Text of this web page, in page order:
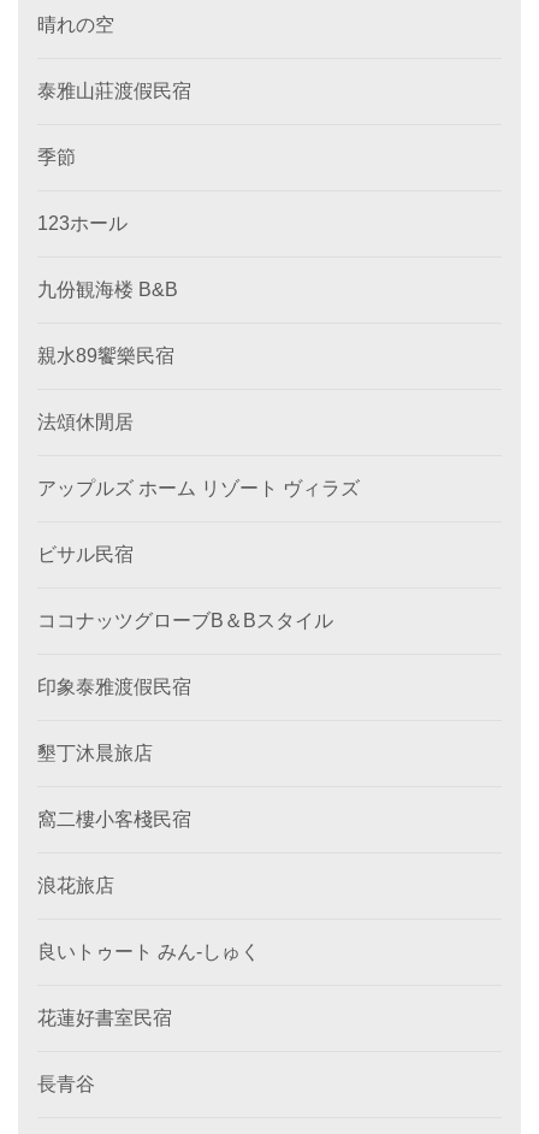
晴れの空
泰雅山莊渡假民宿
季節
123ホール
九份観海楼 B&B
親水89饗樂民宿
法頌休閒居
アップルズ ホーム リゾート ヴィラズ
ビサル民宿
ココナッツグローブB＆Bスタイル
印象泰雅渡假民宿
墾丁沐晨旅店
窩二樓小客棧民宿
浪花旅店
良いトゥート みん‐しゅく
花蓮好書室民宿
長青谷